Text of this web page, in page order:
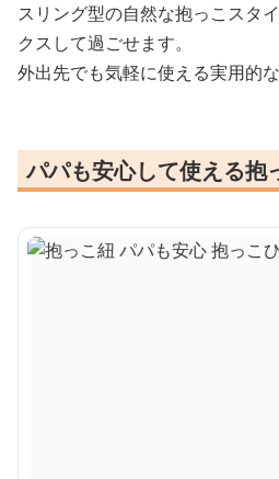
スリング型の自然な抱っこスタ
クスして過ごせます。
外出先でも気軽に使える実用的
パパも安心して使える抱